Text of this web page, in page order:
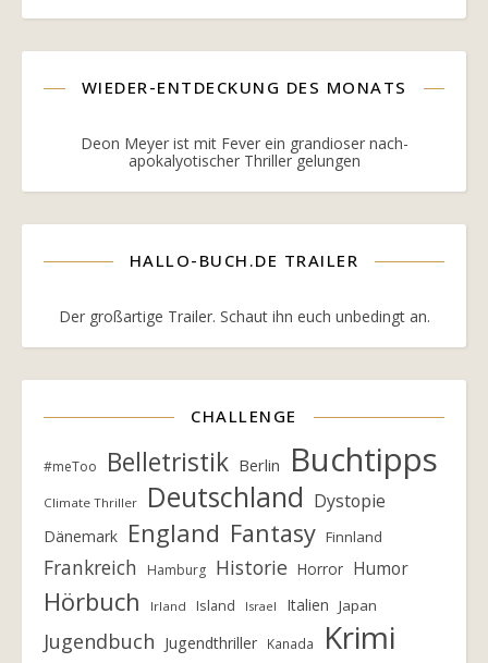
WIEDER-ENTDECKUNG DES MONATS
Deon Meyer ist mit Fever ein grandioser nach-
apokalyotischer Thriller gelungen
HALLO-BUCH.DE TRAILER
Der großartige Trailer. Schaut ihn euch unbedingt an.
CHALLENGE
#meToo Belletristik Berlin Buchtipps
Climate Thriller Deutschland Dystopie
Dänemark England Fantasy Finnland
Frankreich Hamburg Historie Horror Humor
Hörbuch Irland Island Israel Italien Japan
Jugendbuch Jugendthriller Kanada Krimi